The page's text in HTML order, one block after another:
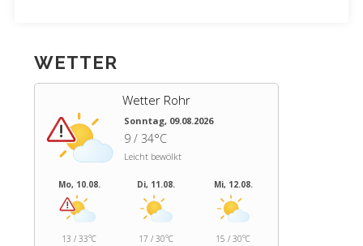
WETTER
Wetter Rohr
Sonntag, 09.08.2026
9 / 34°C
Leicht bewölkt
Mo, 10.08.
13 / 33°C
Di, 11.08.
17 / 30°C
Mi, 12.08.
15 / 30°C